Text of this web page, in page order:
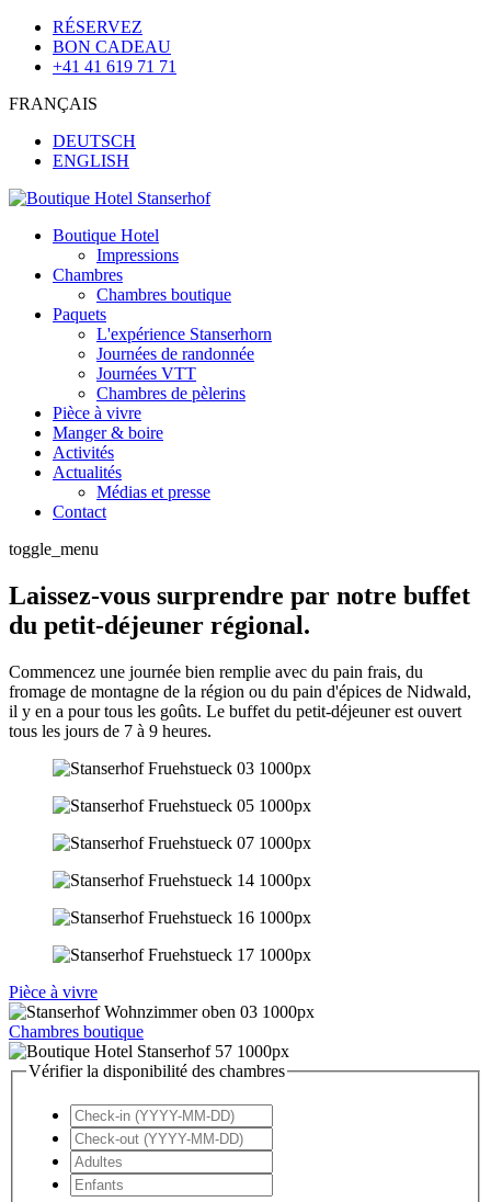
RÉSERVEZ
BON CADEAU
+41 41 619 71 71
FRANÇAIS
DEUTSCH
ENGLISH
Boutique Hotel
Impressions
Chambres
Chambres boutique
Paquets
L'expérience Stanserhorn
Journées de randonnée
Journées VTT
Chambres de pèlerins
Pièce à vivre
Manger & boire
Activités
Actualités
Médias et presse
Contact
toggle_menu
Laissez-vous surprendre par notre buffet
du petit-déjeuner régional.
Commencez une journée bien remplie avec du pain frais, du
fromage de montagne de la région ou du pain d'épices de Nidwald,
il y en a pour tous les goûts. Le buffet du petit-déjeuner est ouvert
tous les jours de 7 à 9 heures.
Pièce à vivre
Chambres boutique
Vérifier la disponibilité des chambres